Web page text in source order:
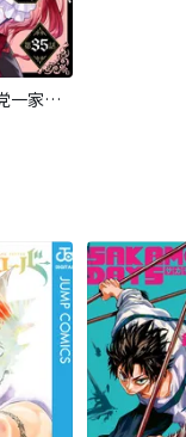
【単話版】悪党一家の愛娘、転生先も乙女ゲームの極道令嬢でした。～最上級ランクの悪役さま、その溺愛は不要です！～@COMIC